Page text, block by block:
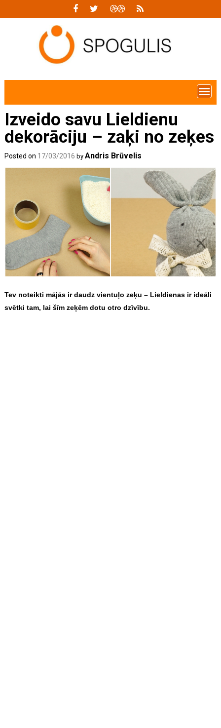
Izveido savu Lieldienu
dekorāciju – zaķi no zeķes
Posted on 17/03/2016 byAndris Brūvelis
Tev noteikti mājās ir daudz vientuļo zeķu – Lieldienas ir ideāli
svētki tam, lai šīm zeķēm dotu otro dzīvību.